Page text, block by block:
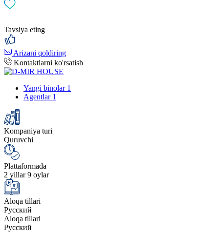
Tavsiya eting
Arizani qoldiring
Kontaktlarni ko'rsatish
Yangi binolar 1
Agentlar 1
Kompaniya turi
Quruvchi
Plattaformada
2 yillar 9 oylar
Aloqa tillari
Русский
Aloqa tillari
Русский